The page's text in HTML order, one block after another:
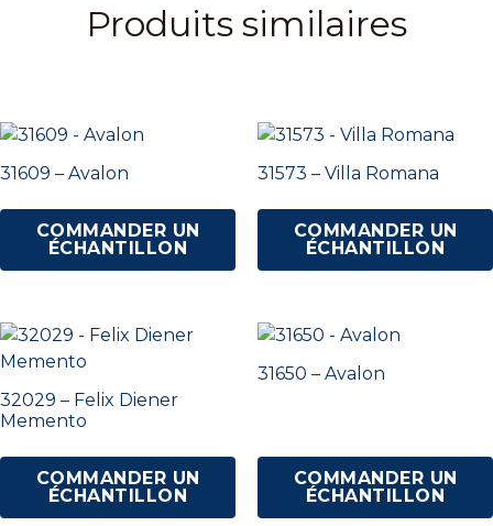
Produits similaires
31609 – Avalon
COMMANDER UN
ÉCHANTILLON
31573 – Villa Romana
COMMANDER UN
ÉCHANTILLON
32029 – Felix Diener
Memento
COMMANDER UN
ÉCHANTILLON
31650 – Avalon
COMMANDER UN
ÉCHANTILLON